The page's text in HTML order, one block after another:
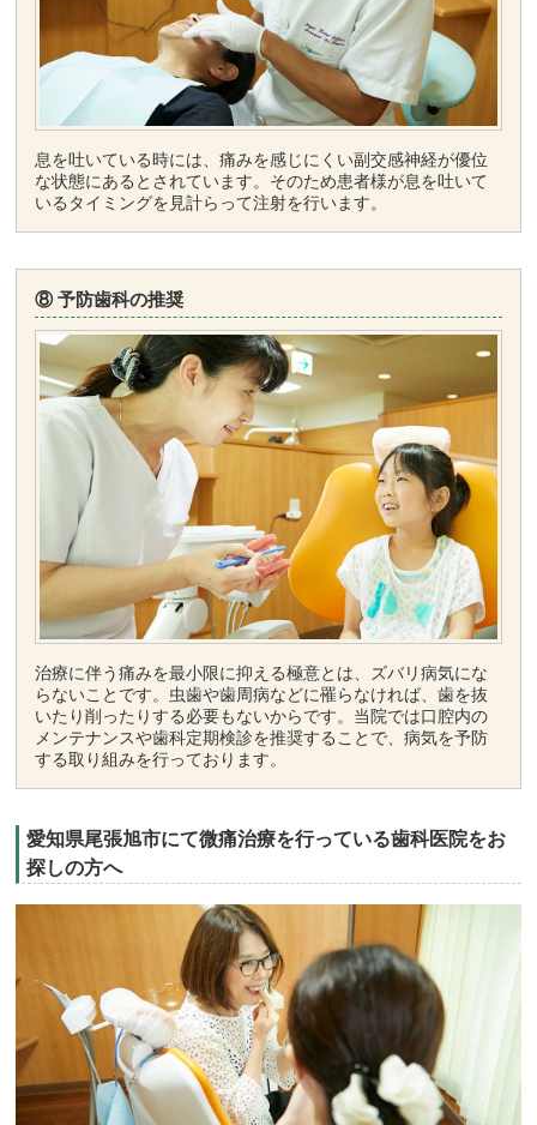
息を吐いている時には、痛みを感じにくい副交感神経が優位
な状態にあるとされています。そのため患者様が息を吐いて
いるタイミングを見計らって注射を行います。
⑧ 予防歯科の推奨
治療に伴う痛みを最小限に抑える極意とは、ズバリ病気にな
らないことです。虫歯や歯周病などに罹らなければ、歯を抜
いたり削ったりする必要もないからです。当院では口腔内の
メンテナンスや歯科定期検診を推奨することで、病気を予防
する取り組みを行っております。
愛知県尾張旭市にて微痛治療を行っている歯科医院をお
探しの方へ